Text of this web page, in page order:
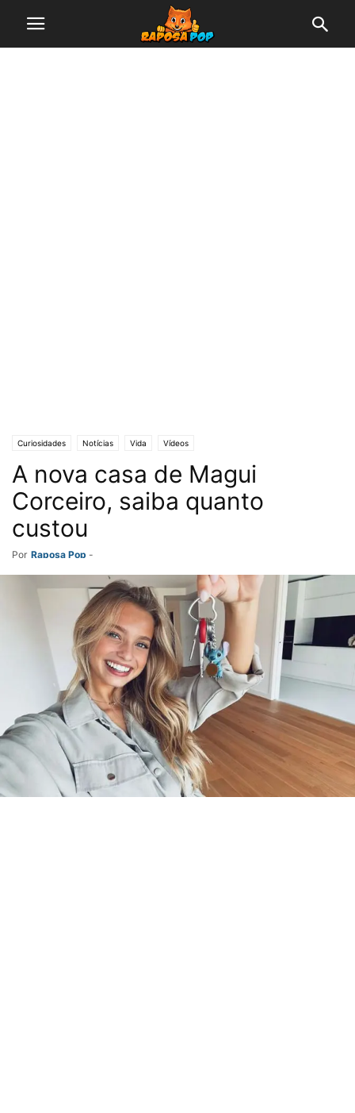
Curiosidades Notícias Vida Vídeos
A nova casa de Magui
Corceiro, saiba quanto
custou
Por Raposa Pop -